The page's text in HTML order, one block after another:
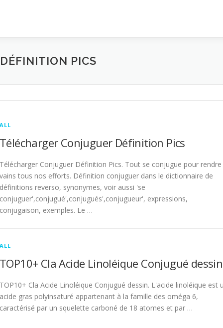
PICS
ALL
Télécharger Conjuguer Définition Pics
Télécharger Conjuguer Définition Pics. Tout se conjugue pour rendre
vains tous nos efforts. Définition conjuguer dans le dictionnaire de
définitions reverso, synonymes, voir aussi 'se
conjuguer',conjugué',conjugués',conjugueur', expressions,
conjugaison, exemples. Le …
ALL
TOP10+ Cla Acide Linoléique Conjugué dessin
TOP10+ Cla Acide Linoléique Conjugué dessin. L'acide linoléique est
acide gras polyinsaturé appartenant à la famille des oméga 6,
caractérisé par un squelette carboné de 18 atomes et par …